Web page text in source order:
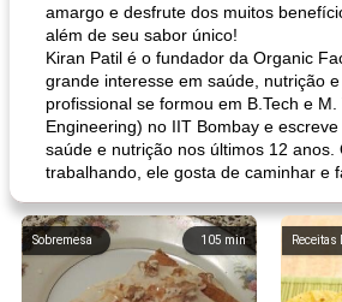
amargo e desfrute dos muitos
além de seu sabor único!
Kiran Patil é o fundador da Organic
grande interesse em saúde, nutrição
profissional se formou em B.Tech e
Engineering) no IIT Bombay e
saúde e nutrição nos últimos 12 anos.
trabalhando, ele gosta de caminhar e
105 min
Sobremesa Receitas